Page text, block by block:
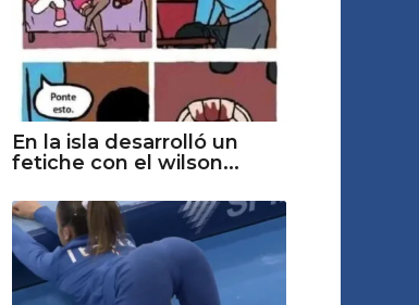
En la isla desarrolló un
fetiche con el wilson...